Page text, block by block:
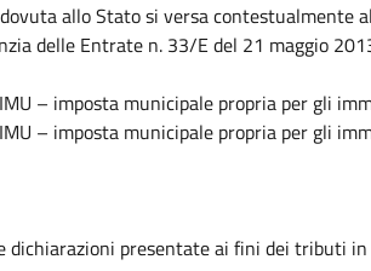
dovuta allo Stato si versa
delle Entrate n. 33/E del 21 maggio
– imposta municipale propria per gli
– imposta municipale propria per gli
dichiarazioni presentate ai fini dei tributi in